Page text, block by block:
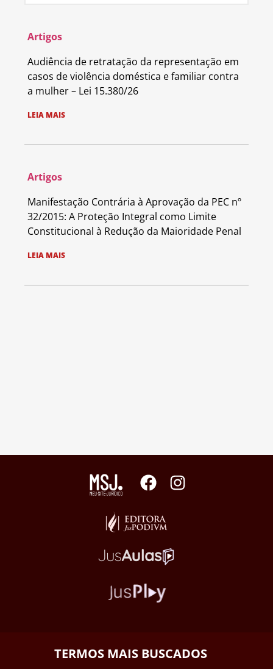
Artigos
Audiência de retratação da representação em
casos de violência doméstica e familiar contra
a mulher – Lei 15.380/26
LEIA MAIS
Artigos
Manifestação Contrária à Aprovação da PEC nº
32/2015: A Proteção Integral como Limite
Constitucional à Redução da Maioridade Penal
LEIA MAIS
TERMOS MAIS BUSCADOS